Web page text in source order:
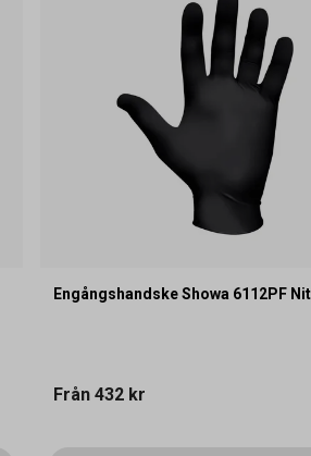
Engångshandske Showa 6112PF
Från 432 kr